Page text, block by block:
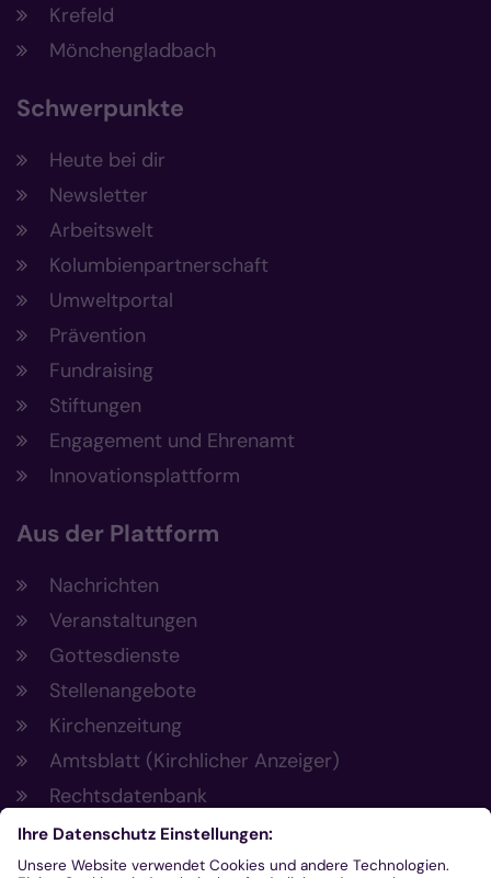
Krefeld
Mönchengladbach
Schwerpunkte
Heute bei dir
Newsletter
Arbeitswelt
Kolumbienpartnerschaft
Umweltportal
Prävention
Fundraising
Stiftungen
Engagement und Ehrenamt
Innovationsplattform
Aus der Plattform
Nachrichten
Veranstaltungen
Gottesdienste
Stellenangebote
Kirchenzeitung
Amtsblatt (Kirchlicher Anzeiger)
Rechtsdatenbank
Meldestelle gemäß Hinweisgeberschutzgesetz